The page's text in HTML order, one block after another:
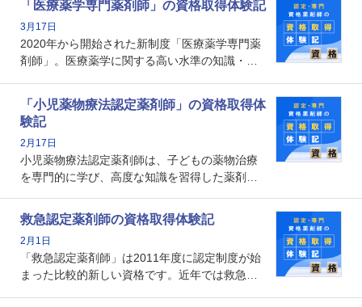
資格です。認定薬剤師とはいったいどんな資格
なのでしょうか。それを取得するとどのような
メリットがあるのでしょうか。
「医療薬学専門薬剤師」の資格取得体験記
3月17日
2020年から開始された新制度「医療薬学専門薬
剤師」。医療薬学に関する高い水準の知識・技
となります。取得要件は多岐に渡り、審査も複
数回ありますが、患者さんに対して一定の能力
の証明になる資格と言えます。
「小児薬物療法認定薬剤師」の資格取得体
験記
2月17日
小児薬物療法認定薬剤師は、子どもの薬物治療
を専門的に学び、高度な知識を習得した薬剤師
や、特有の疾患、心理状況を理解し、専門性を
深めることで、子どもとその保護者に寄り添え
る存在です。今回はそんな小児薬物療法認定薬
剤師の取得体験記をご紹介します。
救急認定薬剤師の資格取得体験記
2月1日
「救急認定薬剤師」は2011年度に認定制度が始
まった比較的新しい資格です。近年では救急病